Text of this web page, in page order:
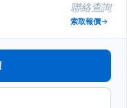
聯絡查詢
索取報價